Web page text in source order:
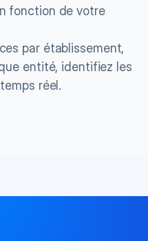
fonction de votre
par établissement,
entité, identifiez les
réel.